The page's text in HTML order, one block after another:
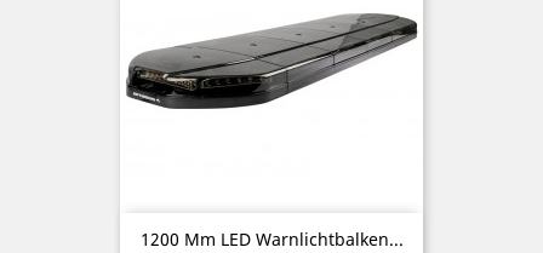
1200 Mm LED Warnlichtbalken...